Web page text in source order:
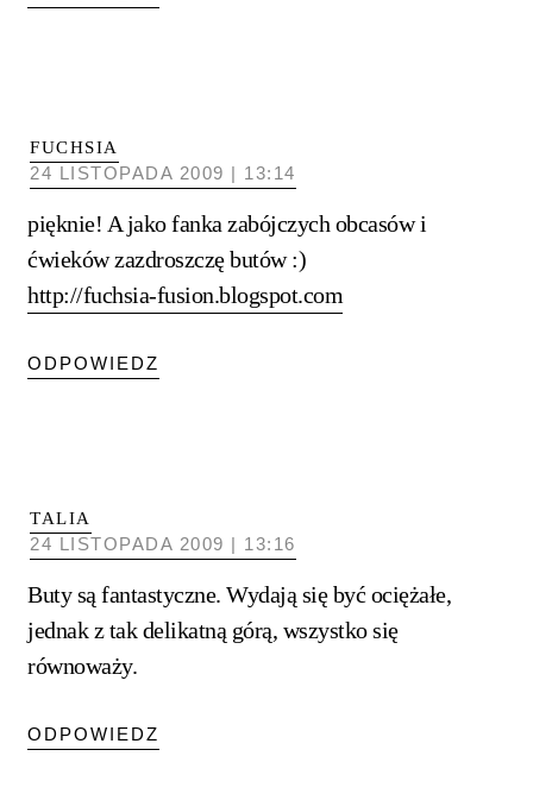
FUCHSIA
24 LISTOPADA 2009 | 13:14
pięknie! A jako fanka zabójczych obcasów i
ćwieków zazdroszczę butów :)
http://fuchsia-fusion.blogspot.com
ODPOWIEDZ
TALIA
24 LISTOPADA 2009 | 13:16
Buty są fantastyczne. Wydają się być ociężałe,
jednak z tak delikatną górą, wszystko się
równoważy.
ODPOWIEDZ